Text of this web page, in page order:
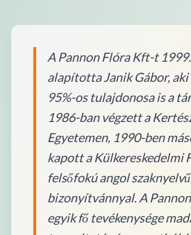
A Pannon Flóra Kft-t
alapította Janik Gábor, aki
95%-os tulajdonosa is a
1986-ban végzett a
Egyetemen, 1990-ben
kapott a Külkereskedelmi
felsőfokú angol szaknyelvű
bizonyítvánnyal. A
egyik fő tevékenysége